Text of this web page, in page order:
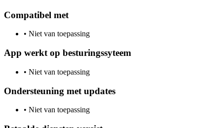
Compatibel met
• Niet van toepassing
App werkt op besturingssyteem
• Niet van toepassing
Ondersteuning met updates
• Niet van toepassing